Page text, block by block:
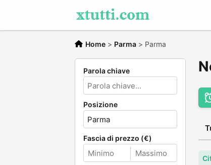
Home > Parma > Parma
Parola chiave
Posizione
Fascia di prezzo (€)